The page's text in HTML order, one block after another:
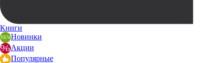
Книги
Новинки
Акции
Популярные